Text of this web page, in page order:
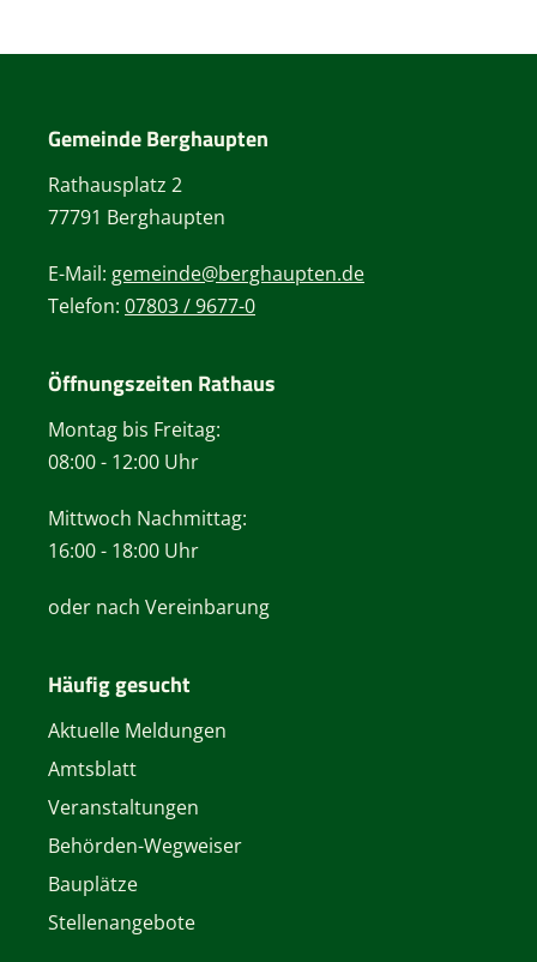
Gemeinde Berghaupten
Rathausplatz 2
77791 Berghaupten
E-Mail: gemeinde@berghaupten.de
Telefon: 07803 / 9677-0
Öffnungszeiten Rathaus
Montag bis Freitag:
08:00 - 12:00 Uhr
Mittwoch Nachmittag:
16:00 - 18:00 Uhr
oder nach Vereinbarung
Häufig gesucht
Aktuelle Meldungen
Amtsblatt
Veranstaltungen
Behörden-Wegweiser
Bauplätze
Stellenangebote